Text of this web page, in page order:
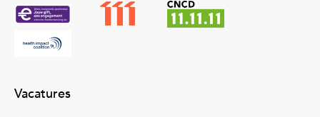
Vacatures